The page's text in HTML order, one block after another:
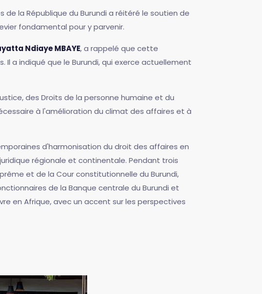
la République du Burundi a réitéré le soutien de
fondamental pour y parvenir.
Ndiaye MBAYE, a rappelé que cette
a indiqué que le Burundi, qui exerce actuellement
des Droits de la personne humaine et du
à l'amélioration du climat des affaires et à
d'harmonisation du droit des affaires en
régionale et continentale. Pendant trois
et de la Cour constitutionnelle du Burundi,
de la Banque centrale du Burundi et
en Afrique, avec un accent sur les perspectives